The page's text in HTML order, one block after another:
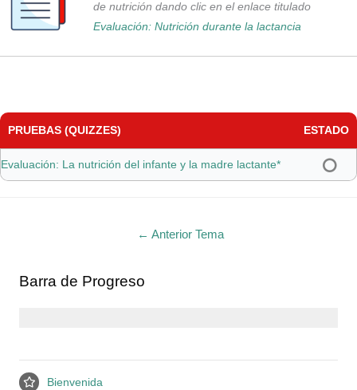
de nutrición dando clic en el enlace titulado
Evaluación: Nutrición durante la lactancia
PRUEBAS (QUIZZES) ESTADO
Evaluación: La nutrición del infante y la madre lactante*
← Anterior Tema
Barra de Progreso
Bienvenida